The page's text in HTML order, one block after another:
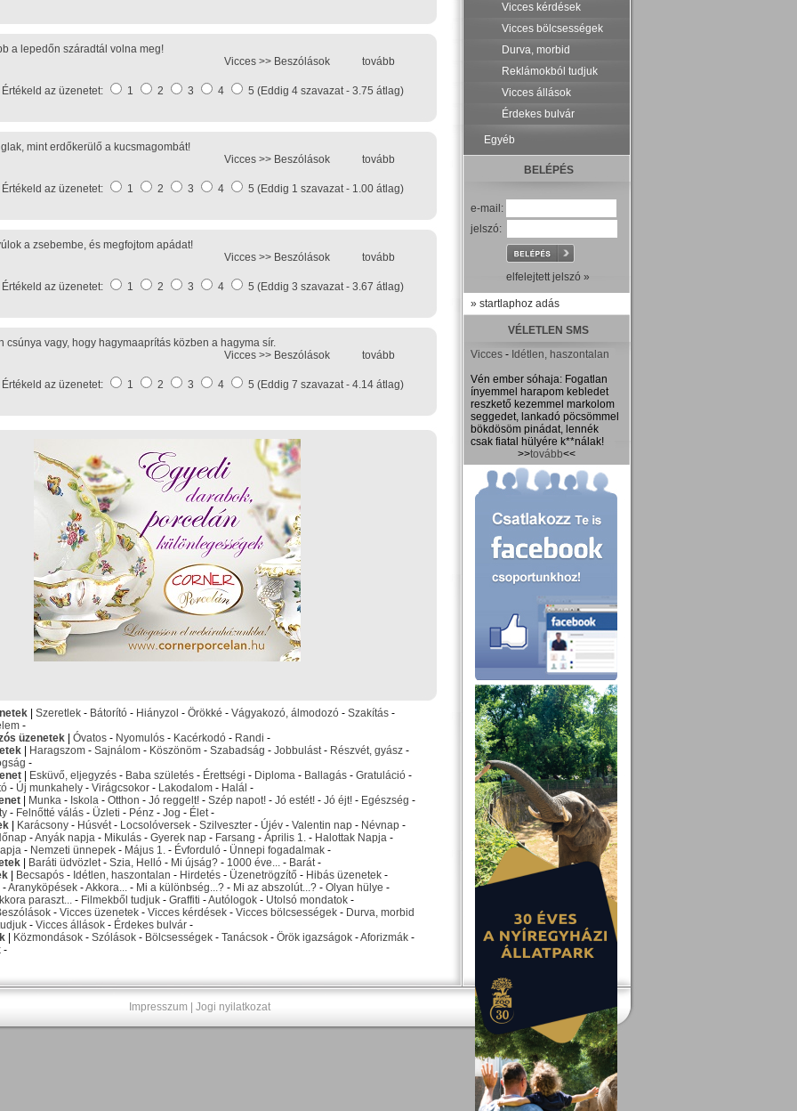
a lepedőn száradtál volna meg!
Vicces >> Beszólások tovább
Értékeld az üzenetet: 1 2 3 4 5 (Eddig 4 szavazat - 3.75 átlag)
mint erdőkerülő a kucsmagombát!
Vicces >> Beszólások tovább
Értékeld az üzenetet: 1 2 3 4 5 (Eddig 1 szavazat - 1.00 átlag)
a zsebembe, és megfojtom apádat!
Vicces >> Beszólások tovább
Értékeld az üzenetet: 1 2 3 4 5 (Eddig 3 szavazat - 3.67 átlag)
csúnya vagy, hogy hagymaaprítás közben a hagyma sír.
Vicces >> Beszólások tovább
Értékeld az üzenetet: 1 2 3 4 5 (Eddig 7 szavazat - 4.14 átlag)
Szeretlek - Bátorító - Hiányzol - Örökké - Vágyakozó, álmodozó - Szakítás -
-
üzenetek
Óvatos - Nyomulós - Kacérkodó - Randi -
Haragszom - Sajnálom - Köszönöm - Szabadság - Jobbulást- Részvét, gyász -
-
Esküvő, eljegyzés - Baba születés - Érettségi - Diploma - Ballagás - Gratuláció -
- Új munkahely - Virágcsokor - Lakodalom - Halál -
Munka - Iskola - Otthon - Jó reggelt! - Szép napot! - Jó estét! - Jó éjt! - Egészség -
- Felnőtté válás - Üzleti - Pénz - Jog - Élet-
Karácsony - Húsvét- Locsolóversek - Szilveszter - Újév - Valentin nap - Névnap -
-Anyák napja - Mikulás - Gyerek nap - Farsang - Április 1. - Halottak Napja -
- Nemzeti ünnepek - Május 1. - Évforduló - Ünnepi fogadalmak -
Baráti üdvözlet- Szia, Helló - Mi újság? - 1000 éve... - Barát-
Becsapós - Idétlen, haszontalan - Hirdetés - Üzenetrögzítő - Hibás üzenetek -
-Aranyköpések -Akkora... - Mi a különbség...? - Mi az abszolút...? - Olyan hülye -
paraszt... - Filmekből tudjuk - Graffiti -Autólogok - Utolsó mondatok -
- Vicces üzenetek - Vicces kérdések - Vicces bölcsességek - Durva, morbid
- Vicces állások - Érdekes bulvár -
Közmondások - Szólások - Bölcsességek - Tanácsok - Örök igazságok -Aforizmák -
-
Vicces kérdések
Vicces bölcsességek
Durva, morbid
Reklámokból tudjuk
Vicces állások
Érdekes bulvár
Egyéb
BELÉPÉS
e-mail:
jelszó:
elfelejtett jelszó »
» startlaphoz adás
VÉLETLEN SMS
Vicces - Idétlen, haszontalan
Vén ember sóhaja: Fogatlan
ínyemmel harapom kebledet
reszkető kezemmel markolom
seggedet, lankadó pöcsömmel
bökdösöm pinádat, lennék
csak fiatal hülyére k**nálak!
>>tovább<<
Impresszum| Jogi nyilatkozat